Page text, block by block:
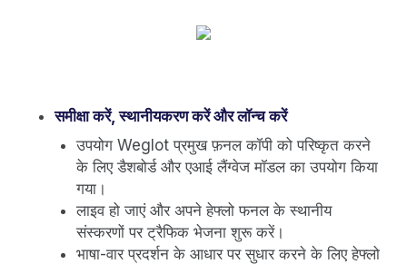
समीक्षा करें, स्थानीयकरण करें और लॉन्च करें
उपयोग Weglot प्रमुख फ़नल कॉपी को परिष्कृत करने
के लिए डैशबोर्ड और एआई लैंग्वेज मॉडल का उपयोग किया
गया।
लाइव हो जाएं और अपने हेफ्लो फनल ​​के स्थानीय
संस्करणों पर ट्रैफिक भेजना शुरू करें।
भाषा-वार प्रदर्शन के आधार पर सुधार करने के लिए हेफ्लो